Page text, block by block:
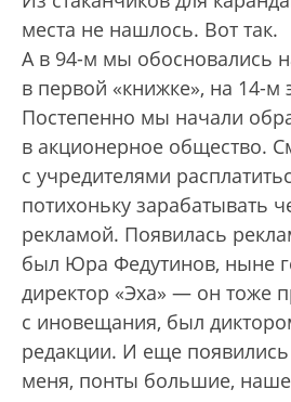
места не нашлось. Вот так.
А в 94-м мы обосновались
в первой «книжке», на 14-м
Постепенно мы начали
в акционерное общество.
с учредителями
потихоньку зарабатывать
рекламой. Появилась
был Юра Федутинов, ныне
директор «Эха» — он тоже
с иновещания, был
редакции. И еще появились
меня, понты большие, наше